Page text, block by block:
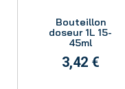
Bouteillon
doseur 1L 15-
45ml
3,42 €